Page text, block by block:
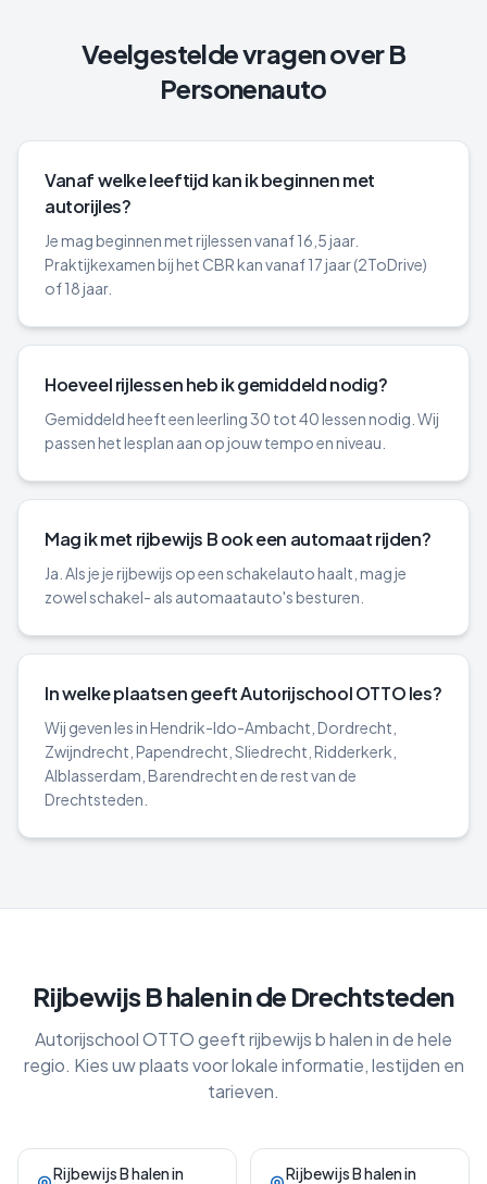
Veelgestelde vragen overB
Personenauto
Vanaf welke leeftijd kan ik beginnen met
autorijles?
Je mag beginnen met rijlessen vanaf 16,5 jaar.
Praktijkexamen bij het CBR kan vanaf 17 jaar (2ToDrive)
of 18 jaar.
Hoeveel rijlessen heb ik gemiddeld nodig?
Gemiddeld heeft een leerling 30 tot 40 lessen nodig. Wij
passen het lesplan aan op jouw tempo en niveau.
Mag ik met rijbewijs B ook een automaat rijden?
Ja. Als je je rijbewijs op een schakelauto haalt, mag je
zowel schakel- als automaatauto's besturen.
In welke plaatsen geeft Autorijschool OTTO les?
Wij geven les in Hendrik-Ido-Ambacht, Dordrecht,
Zwijndrecht, Papendrecht, Sliedrecht, Ridderkerk,
Alblasserdam, Barendrecht en de rest van de
Drechtsteden.
Rijbewijs B halenin de Drechtsteden
Autorijschool OTTO geeftrijbewijs b halenin de hele
regio. Kies uw plaats voor lokale informatie, lestijden en
tarieven.
Rijbewijs B halenin
Rijbewijs B halenin